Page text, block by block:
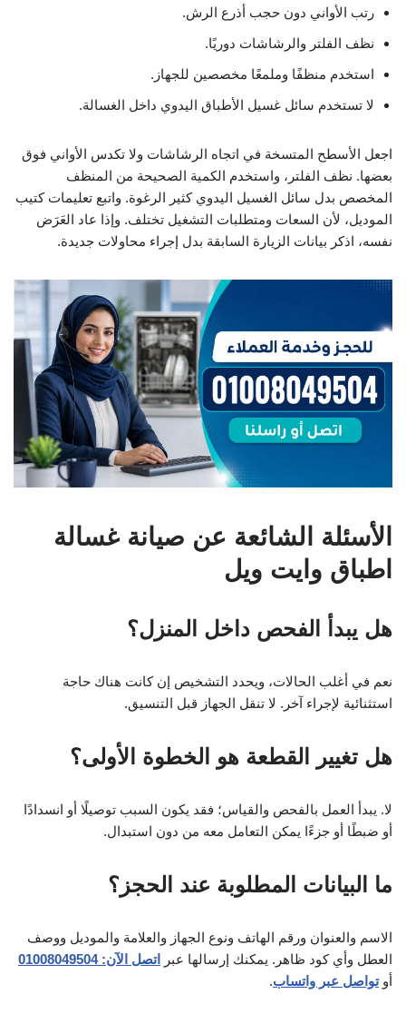
رتب الأواني دون حجب أذرع الرش.
نظف الفلتر والرشاشات دوريًا.
استخدم منظفًا وملمعًا مخصصين للجهاز.
لا تستخدم سائل غسيل الأطباق اليدوي داخل الغسالة.
اجعل الأسطح المتسخة في اتجاه الرشاشات ولا تكدس الأواني فوق
بعضها. نظف الفلتر، واستخدم الكمية الصحيحة من المنظف
المخصص بدل سائل الغسيل اليدوي كثير الرغوة. واتبع تعليمات كتيب
الموديل، لأن السعات ومتطلبات التشغيل تختلف. وإذا عاد العَرَض
نفسه، اذكر بيانات الزيارة السابقة بدل إجراء محاولات جديدة.
الأسئلة الشائعة عن صيانة غسالة
اطباق وايت ويل
هل يبدأ الفحص داخل المنزل؟
نعم في أغلب الحالات، ويحدد التشخيص إن كانت هناك حاجة
استثنائية لإجراء آخر. لا تنقل الجهاز قبل التنسيق.
هل تغيير القطعة هو الخطوة الأولى؟
لا. يبدأ العمل بالفحص والقياس؛ فقد يكون السبب توصيلًا أو انسدادًا
أو ضبطًا أو جزءًا يمكن التعامل معه من دون استبدال.
ما البيانات المطلوبة عند الحجز؟
الاسم والعنوان ورقم الهاتف ونوع الجهاز والعلامة والموديل ووصف
العطل وأي كود ظاهر. يمكنك إرسالها عبر
اتصل الآن: 01008049504
أوتواصل عبر واتساب.